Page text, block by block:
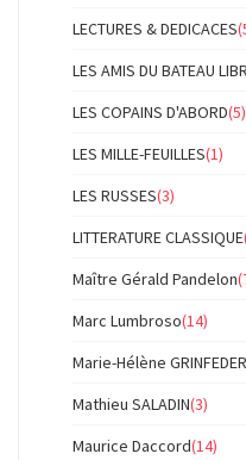
LECTURES & DEDICACES
LES AMIS DU BATEAU
LES COPAINS D'ABORD(5)
LES MILLE-FEUILLES(1)
LES RUSSES(3)
LITTERATURE CLASSIQUE
Maître Gérald Pandelon
Marc Lumbroso(14)
Marie-Hélène GRINFEDER
Mathieu SALADIN(3)
Maurice Daccord(14)